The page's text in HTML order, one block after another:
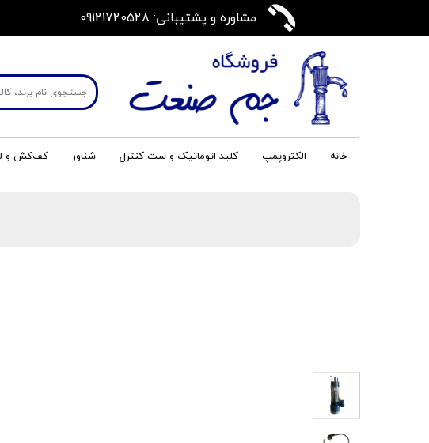
مشاوره و پشتیبانی: 09121720528
خانه الکتروپمپ کلید اتوماتیک و ست کنترل شناور کف‌کش و